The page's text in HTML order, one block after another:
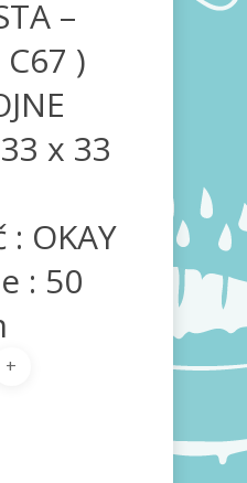
–
C67 )
x 33
OKAY
: 50